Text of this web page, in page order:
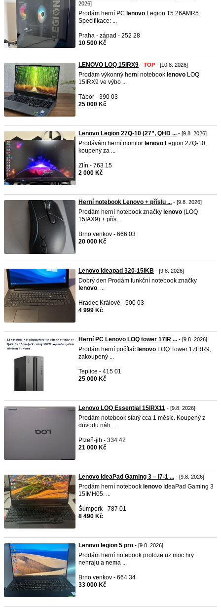
2026]
Prodám herní PC lenovo Legion T5 26AMR5.
Specifikace: ...
Praha - západ - 252 28
10 500 Kč
LENOVO LOQ 15IRX9 - TOP - [10.8. 2026]
Prodám výkonný herní notebook lenovo LOQ
15IRX9 ve výbo ...
Tábor - 390 03
25 000 Kč
Lenovo Legion 27Q‑10 (27”, QHD ... - [9.8. 2026]
Prodávám herní monitor lenovo Legion 27Q‑10,
koupený za ...
Zlín - 763 15
2 000 Kč
Herní notebook Lenovo + příslu ... - [9.8. 2026]
Prodám herní notebook značky lenovo (LOQ
15IAX9) + přís ...
Brno venkov - 666 03
20 000 Kč
Lenovo ideapad 320-15IKB - [9.8. 2026]
Dobrý den Prodám funkční notebook značky
lenovo. ...
Hradec Králové - 500 03
4 999 Kč
Herní PC Lenovo LOQ tower 17IR ... - [9.8. 2026]
Prodám herní počítač lenovo LOQ Tower 17IRR9,
zakoupený ...
Teplice - 415 01
25 000 Kč
Lenovo LOQ Essential 15IRX11 - [9.8. 2026]
Prodám notebook starý cca 1 měsíc. Koupený z
důvodu náh ...
Plzeň-jih - 334 42
21 000 Kč
Lenovo IdeaPad Gaming 3 – i7-1 ... - [9.8. 2026]
Prodám herní notebook lenovo IdeaPad Gaming 3
15IMH05. ...
Šumperk - 787 01
8 490 Kč
Lenovo legion 5 pro - [9.8. 2026]
Prodám herní notebook protoze uz moc hry
nehraju a nema ...
Brno venkov - 664 34
33 000 Kč